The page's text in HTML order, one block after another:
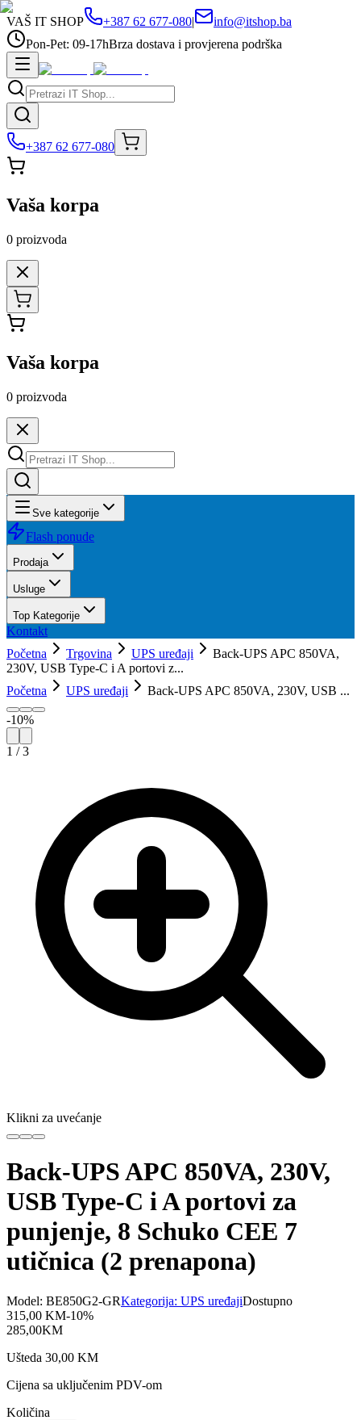
VAŠ IT SHOP +387 62 677-080|
info@itshop.ba
Pon-Pet: 09-17hBrza dostava i provjerena podrška
+387 62 677-080
Vaša korpa
0 proizvoda
Vaša korpa
0 proizvoda
Sve kategorije
Flash ponude
Prodaja
Usluge
Top Kategorije
Kontakt
Početna
Trgovina UPS uređaji
Back-UPS APC 850VA,
230V, USB Type-C i A portovi z...
Početna
UPS uređaji Back-UPS APC 850VA, 230V, USB ...
-10%
1 /3
Klikni za uvećanje
Back-UPS APC 850VA, 230V,
USB Type-C i A portovi za
punjenje, 8 Schuko CEE 7
utičnica (2 prenapona)
Model: BE850G2-GRKategorija: UPS uređajiDostupno
315,00 KM-10%
285,00KM
Ušteda 30,00 KM
Cijena sa uključenim PDV-om
Količina